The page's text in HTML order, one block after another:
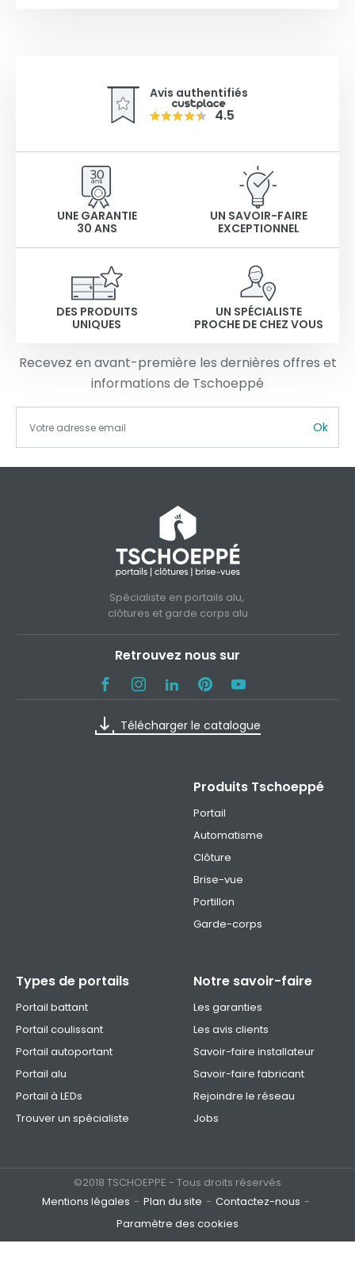
Avis authentifiés
4.5
UNE GARANTIE
30 ANS
UN SAVOIR-FAIRE
EXCEPTIONNEL
DES PRODUITS
UNIQUES
UN SPÉCIALISTE
PROCHE DE CHEZ VOUS
Recevez en avant-première les dernières offres et
informations de Tschoeppé
Ok
Spécialiste en portails alu,
clôtures et garde corps alu
Retrouvez nous sur
Télécharger le catalogue
Produits Tschoeppé
Portail
Automatisme
Clôture
Brise-vue
Portillon
Garde-corps
Types de portails
Portail battant
Portail coulissant
Portail autoportant
Portail alu
Portail à LEDs
Trouver un spécialiste
Notre savoir-faire
Les garanties
Les avis clients
Savoir-faire installateur
Savoir-faire fabricant
Rejoindre le réseau
Jobs
©2018 TSCHOEPPE - Tous droits réservés
Mentions légales
Plan du site
Contactez-nous
Paramètre des cookies